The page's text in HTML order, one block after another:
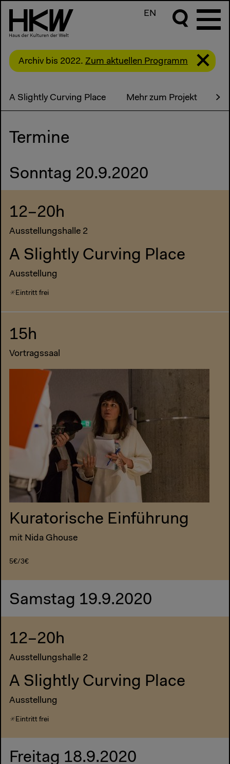
EN
Archiv bis 2022. Zum aktuellen Programm
A Slightly Curving Place Mehr zum Projekt
Termine
Sonntag 20.9.2020
12–20h
Ausstellungshalle 2
A Slightly Curving Place
Ausstellung
Eintritt frei
15h
Vortragssaal
Kuratorische Einführung
mit Nida Ghouse
5€/3€
Samstag 19.9.2020
12–20h
Ausstellungshalle 2
A Slightly Curving Place
Ausstellung
Eintritt frei
Freitag 18.9.2020